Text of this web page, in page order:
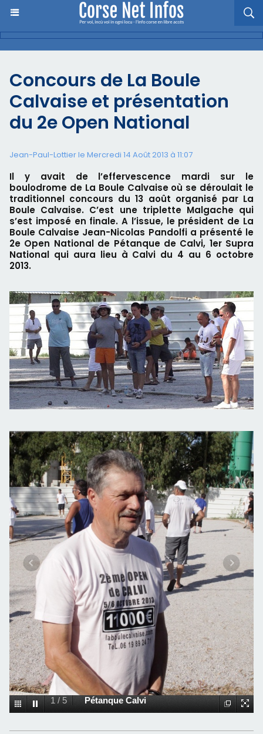
Concours de La Boule
Calvaise et présentation
du 2e Open National
Jean-Paul-Lottier le Mercredi 14 Août 2013 à 11:07
Il y avait de l’effervescence mardi sur le
boulodrome de La Boule Calvaise où se déroulait le
traditionnel concours du 13 août organisé par La
Boule Calvaise. C’est une triplette Malgache qui
s’est imposé en finale. A l’issue, le président de La
Boule Calvaise Jean-Nicolas Pandolfi a présenté le
2e Open National de Pétanque de Calvi, 1er Supra
National qui aura lieu à Calvi du 4 au 6 octobre
2013.
1 / 5 Pétanque Calvi